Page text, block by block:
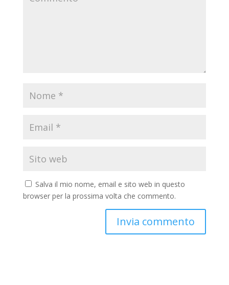
Salva il mio nome, email e sito web in questo
browser per la prossima volta che commento.